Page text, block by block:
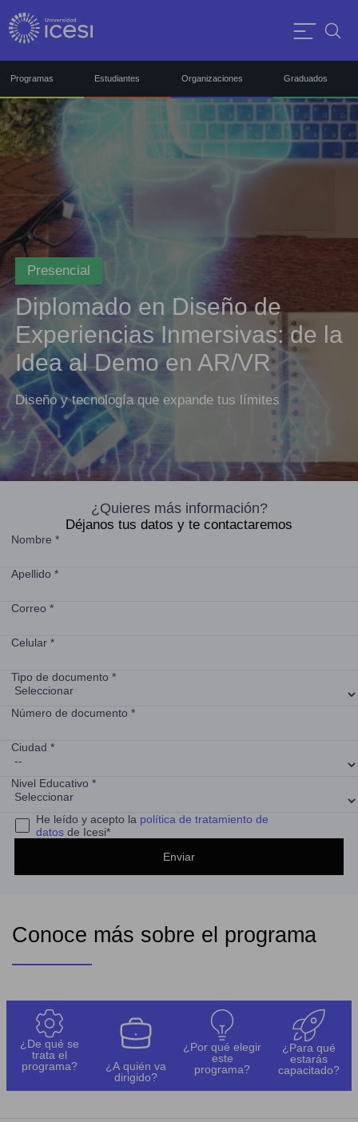
Programas Estudiantes Organizaciones Graduados
Presencial
Diplomado en Diseño de
Experiencias Inmersivas: de la
Idea al Demo en AR/VR
Diseño y tecnología que expande tus límites
¿Quieres más información?
Déjanos tus datos y te contactaremos
Nombre *
Apellido *
Correo *
Celular *
Tipo de documento *
Número de documento *
Ciudad *
Nivel Educativo *
He leído y acepto la política de tratamiento de
datosde Icesi*
Conoce más sobre el programa
¿De qué se
trata el
programa?
¿A quién va
dirigido?
¿Por qué elegir
este
programa?
¿Para qué
estarás
capacitado?